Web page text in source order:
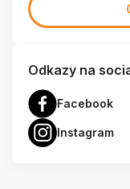
Odkazy na
Facebook
Instagram